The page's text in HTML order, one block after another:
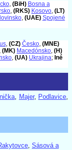
, (BiH) Bosna a
, (RKS) Kosovo, (LT)
, (UAE) Spojené
, (CZ) Česko, (MNE)
, (MK) Macedónsko, (H)
, (UA) Ukrajina; Iné
, Majer, Podlavice,
, Sásová a